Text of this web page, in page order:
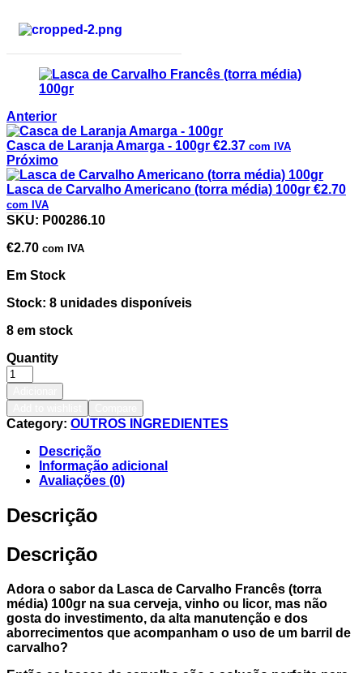
Anterior
Casca de Laranja Amarga - 100gr €2.37 com IVA
Próximo
Lasca de Carvalho Americano (torra média) 100gr €2.70
com IVA
SKU: P00286.10
€2.70 com IVA
Em Stock
Stock: 8 unidades disponíveis
8 em stock
Quantity
Category: OUTROS INGREDIENTES
Descrição
Informação adicional
Avaliações (0)
Descrição
Descrição
Adora o sabor da Lasca de Carvalho Francês (torra
média) 100gr na sua cerveja, vinho ou licor, mas não
gosta do investimento, da alta manutenção e dos
aborrecimentos que acompanham o uso de um barril de
carvalho?